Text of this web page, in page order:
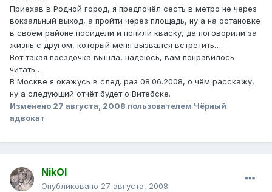
Приехав в Родной город, я предпочёл сесть в метро не через
вокзальный выход, а пройти через площадь, ну а на остановке
в своём районе посидели и попили кваску, да поговорили за
жизнь с другом, который меня вызвался встретить…
Вот такая поездочка вышла, надеюсь, вам понравилось
читать…
В Москве я окажусь в след. раз 08.06.2008, о чём расскажу,
ну а следующий отчёт будет о Витебске.
Изменено 27 августа, 2008 пользователем Чёрный
адвокат
NikOl
Опубликовано 27 августа, 2008